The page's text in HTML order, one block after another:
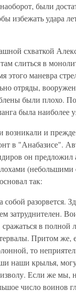
были
избежать удара
схваткой
слиться в
этого маневра
отряды,
были плохо.
была наиболее
возникали и
в "Анабазисе".
он предложил
(небольшими
так:
разорвется.
затруднителен.
в полной
Притом же,
то
наши крылья,
Если же мы,
число воинов